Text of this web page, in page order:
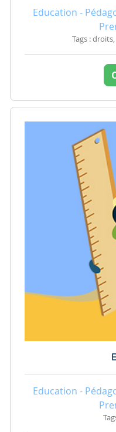
Education -
Tags :
Education -